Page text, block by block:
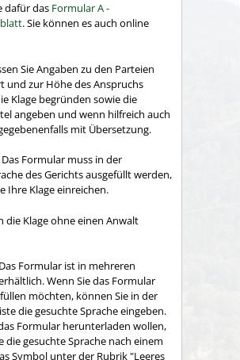
dafür das Formular A -
. Sie können es auch online
Sie Angaben zu den Parteien
und zur Höhe des Anspruchs
Klage begründen sowie die
angeben und wenn hilfreich auch
mit Übersetzung.
Das Formular muss in der
des Gerichts ausgefüllt werden,
Ihre Klage einreichen.
die Klage ohne einen Anwalt
Das Formular ist in mehreren
Wenn Sie das Formular
möchten, können Sie in der
die gesuchte Sprache eingeben.
Formular herunterladen wollen,
die gesuchte Sprache nach einem
Symbol unter der Rubrik "Leeres